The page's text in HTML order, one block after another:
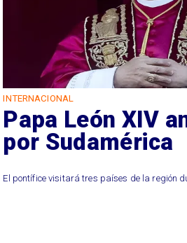
INTERNACIONAL
Papa León XIV
por Sudamérica
El pontífice visitará tres países de la región